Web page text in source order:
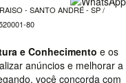
- SANTO ANDRÉ - SP /
80
e Conhecimento e os
anúncios e melhorar a
você concorda com